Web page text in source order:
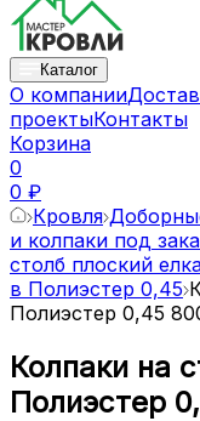
Каталог
О компании
проектыКонтакты
Корзина
0
0 ₽
Кровля
и колпаки под
столб плоский
в Полиэстер 0,45
Полиэстер 0,45
Колпаки на
Полиэстер